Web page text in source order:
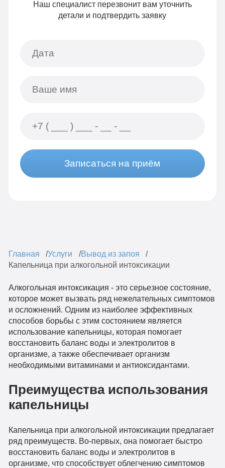
Наш специалист перезвонит вам уточнить
детали и подтвердить заявку
Записаться на приём
Главная Услуги
Вывод из запоя
Капельница при алкогольной интоксикации
Алкогольная интоксикация - это серьезное состояние,
которое может вызвать ряд нежелательных симптомов
и осложнений. Одним из наиболее эффективных
способов борьбы с этим состоянием является
использование капельницы, которая помогает
восстановить баланс воды и электролитов в
организме, а также обеспечивает организм
необходимыми витаминами и антиоксидантами.
Преимущества использования
капельницы
Капельница при алкогольной интоксикации предлагает
ряд преимуществ. Во-первых, она помогает быстро
восстановить баланс воды и электролитов в
организме, что способствует облегчению симптомов